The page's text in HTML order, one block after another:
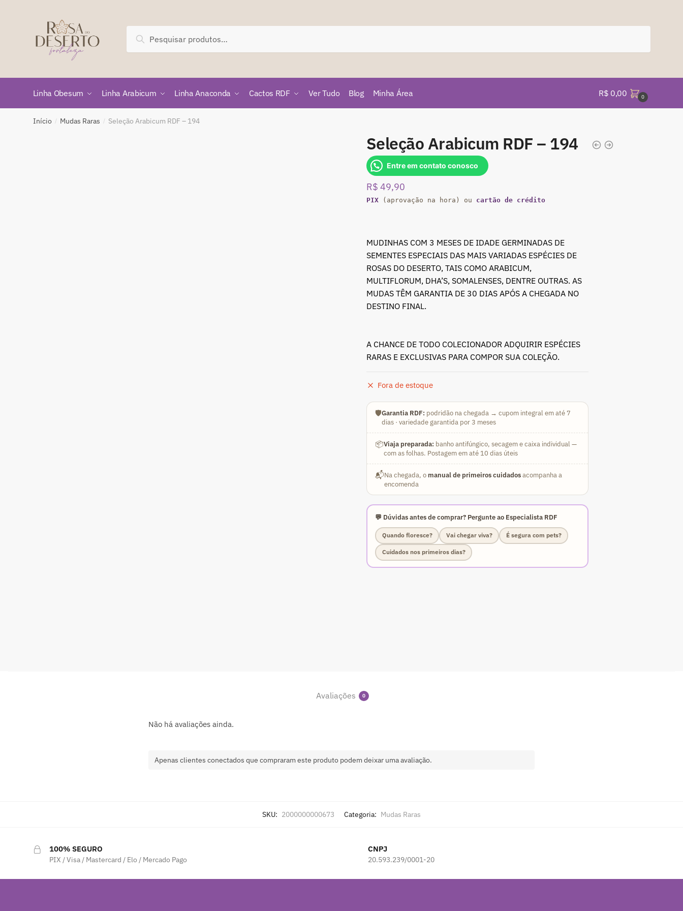
por:
Pesquisar
Linha Obesum Linha Arabicum Linha Anaconda Cactos RDF Ver Tudo Blog Minha Área R$ 0,00 0
Início / Mudas Raras / Seleção Arabicum RDF – 194
Seleção Arabicum RDF – 194
Entre em contato conosco
R$ 49,90
PIX(aprovação na hora) ou cartão de crédito
MUDINHAS COM 3 MESES DE IDADE GERMINADAS DE
SEMENTES ESPECIAIS DAS MAIS VARIADAS ESPÉCIES DE
ROSAS DO DESERTO, TAIS COMO ARABICUM,
MULTIFLORUM, DHA’S, SOMALENSES, DENTRE OUTRAS. AS
MUDAS TÊM GARANTIA DE 30 DIAS APÓS A CHEGADA NO
DESTINO FINAL.
A CHANCE DE TODO COLECIONADOR ADQUIRIR ESPÉCIES
RARAS E EXCLUSIVAS PARA COMPOR SUA COLEÇÃO.
Fora de estoque
🛡️Garantia RDF: podridão na chegada → cupom integral em até 7
dias · variedade garantida por 3 meses
📦Viaja preparada: banho antifúngico, secagem e caixa individual —
com as folhas. Postagem em até 10 dias úteis
📬Na chegada, o manual de primeiros cuidadosacompanha a
encomenda
💬 Dúvidas antes de comprar? Pergunte ao Especialista RDF
Quando floresce? Vai chegar viva? É segura com pets?
Cuidados nos primeiros dias?
Avaliações 0
Não há avaliações ainda.
Apenas clientes conectados que compraram este produto podem deixar uma avaliação.
SKU: 2000000000673 Categoria: Mudas Raras
100% SEGURO
PIX / Visa / Mastercard / Elo / Mercado Pago
CNPJ
20.593.239/0001-20